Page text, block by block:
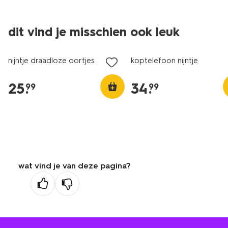
dit vind je misschien ook leuk
nijntje draadloze oortjes
25.
99
koptelefoon nijntje
34.
99
wat vind je van deze pagina?